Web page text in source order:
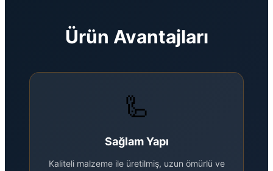
Ürün Avantajları
🦾
Sağlam Yapı
Kaliteli malzeme ile üretilmiş, uzun ömürlü ve